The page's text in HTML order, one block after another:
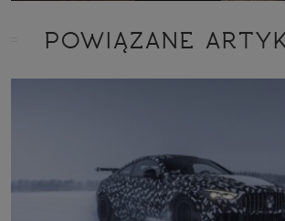
POWIĄZANE